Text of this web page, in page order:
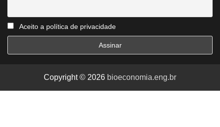
Aceito a política de privacidade
Copyright © 2026 bioeconomia.eng.br